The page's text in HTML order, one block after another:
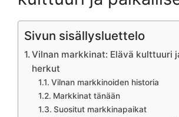
Sivun sisällysluettelo
Vilnan markkinat: Elävä kulttuuri
herkut
Vilnan markkinoiden historia
Markkinat tänään
Suositut markkinapaikat